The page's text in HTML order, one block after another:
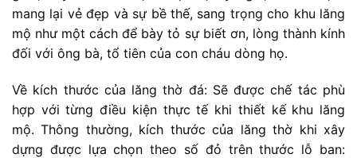
mang lại vẻ đẹp và sự bề thế, sang trọng cho khu lăng
mộ như một cách để bày tỏ sự biết ơn, lòng thành kính
đối với ông bà, tổ tiên của con cháu dòng họ.
Về kích thước của lăng thờ đá: Sẽ được chế tác phù
hợp với từng điều kiện thực tế khi thiết kế khu lăng
mộ. Thông thường, kích thước của lăng thờ khi xây
dựng được lựa chọn theo số đỏ trên thước lỗ ban: